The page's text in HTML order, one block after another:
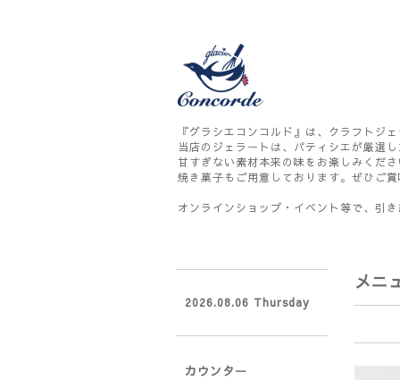
『グラシエコンコルド』は、クラフトジ
当店のジェラートは、パティシエが厳選
甘すぎない素材本来の味をお楽しみくだ
焼き菓子もご用意しております。ぜひご
オンラインショップ・イベント等で、引
メニ
2026.08.06 Thursday
カウンター